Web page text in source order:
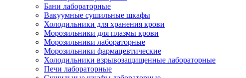
Бани лабораторные
Вакуумные сушильные шкафы
Холодильники для хранения крови
Морозильники для плазмы крови
Морозильники лабораторные
Морозильники фармацевтические
Холодильники взрывозащищенные лабораторные
Печи лабораторные